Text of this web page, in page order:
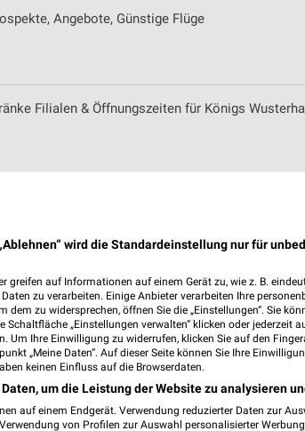
Angebote, Günstige Flüge
Filialen & Öffnungszeiten für Königs
& Prospekte für Berlin
Filialen & Öffnungszeiten für Ludwigsfelde
wird die Standardeinstellung nur für
greifen auf Informationen auf einem Gerät zu, wie z. B.
zu verarbeiten. Einige Anbieter verarbeiten Ihre
dem zu widersprechen, öffnen Sie die „Einstellungen“. Sie
Schaltfläche „Einstellungen verwalten“ klicken oder jederzeit
Um Ihre Einwilligung zu widerrufen, klicken Sie auf den
„Meine Daten“. Auf dieser Seite können Sie Ihre
keinen Einfluss auf die Browserdaten.
um die Leistung der Website zu analysieren
auf einem Endgerät. Verwendung reduzierter Daten zur
von Profilen zur Auswahl personalisierter